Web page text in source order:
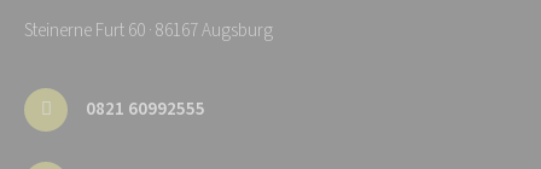
Steinerne Furt 60 · 86167 Augsburg
0821 60992555